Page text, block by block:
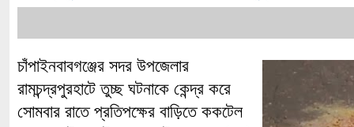
চাঁপাইনবাবগঞ্জের সদর উপজেলার
রামচন্দ্রপুরহাটে তুচ্ছ ঘটনাকে কেন্দ্র করে
সোমবার রাতে প্রতিপক্ষের বাড়িতে ককটেল